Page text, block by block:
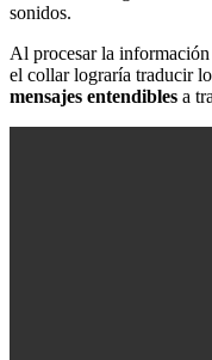
sonidos.
Al procesar la
el collar lograría traducir
mensajes entendibles a